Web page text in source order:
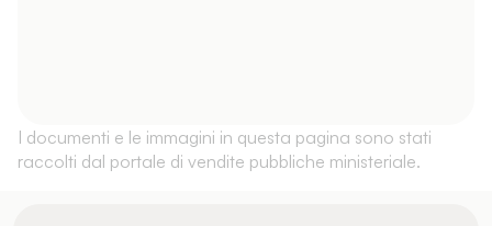
I documenti e le immagini in questa pagina sono stati
raccolti dal portale di vendite pubbliche ministeriale.